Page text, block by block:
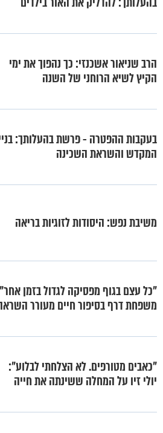
הרב שניאור אשכנזי: כך נהפוך את ימי
הקיץ לשיא הרוחני של השנה
בעקבות ההפטרה - פרשת בהעלותך:
המקדש והשראת השכינה
משיבת נפש: היסודות לזוגיות בריאה
"כל עצם בגוף מפסיקה לגדול בזמן
משפחת דרף בסיפור חיים מעורר
"כאבים מטורפים. לא הצלחתי לבלוע":
יולי זיו על המחלה ששינתה את חייה